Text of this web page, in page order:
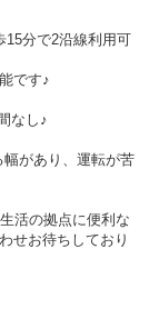
分で2沿線利用可
です♪
なし♪
があり、運転が苦
活の拠点に便利な
せお待ちしており